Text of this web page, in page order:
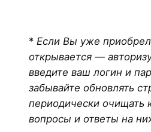
* Если Вы уже
открывается —
введите ваш логин и
забывайте обновлять
периодически очищать
вопросы и ответы на